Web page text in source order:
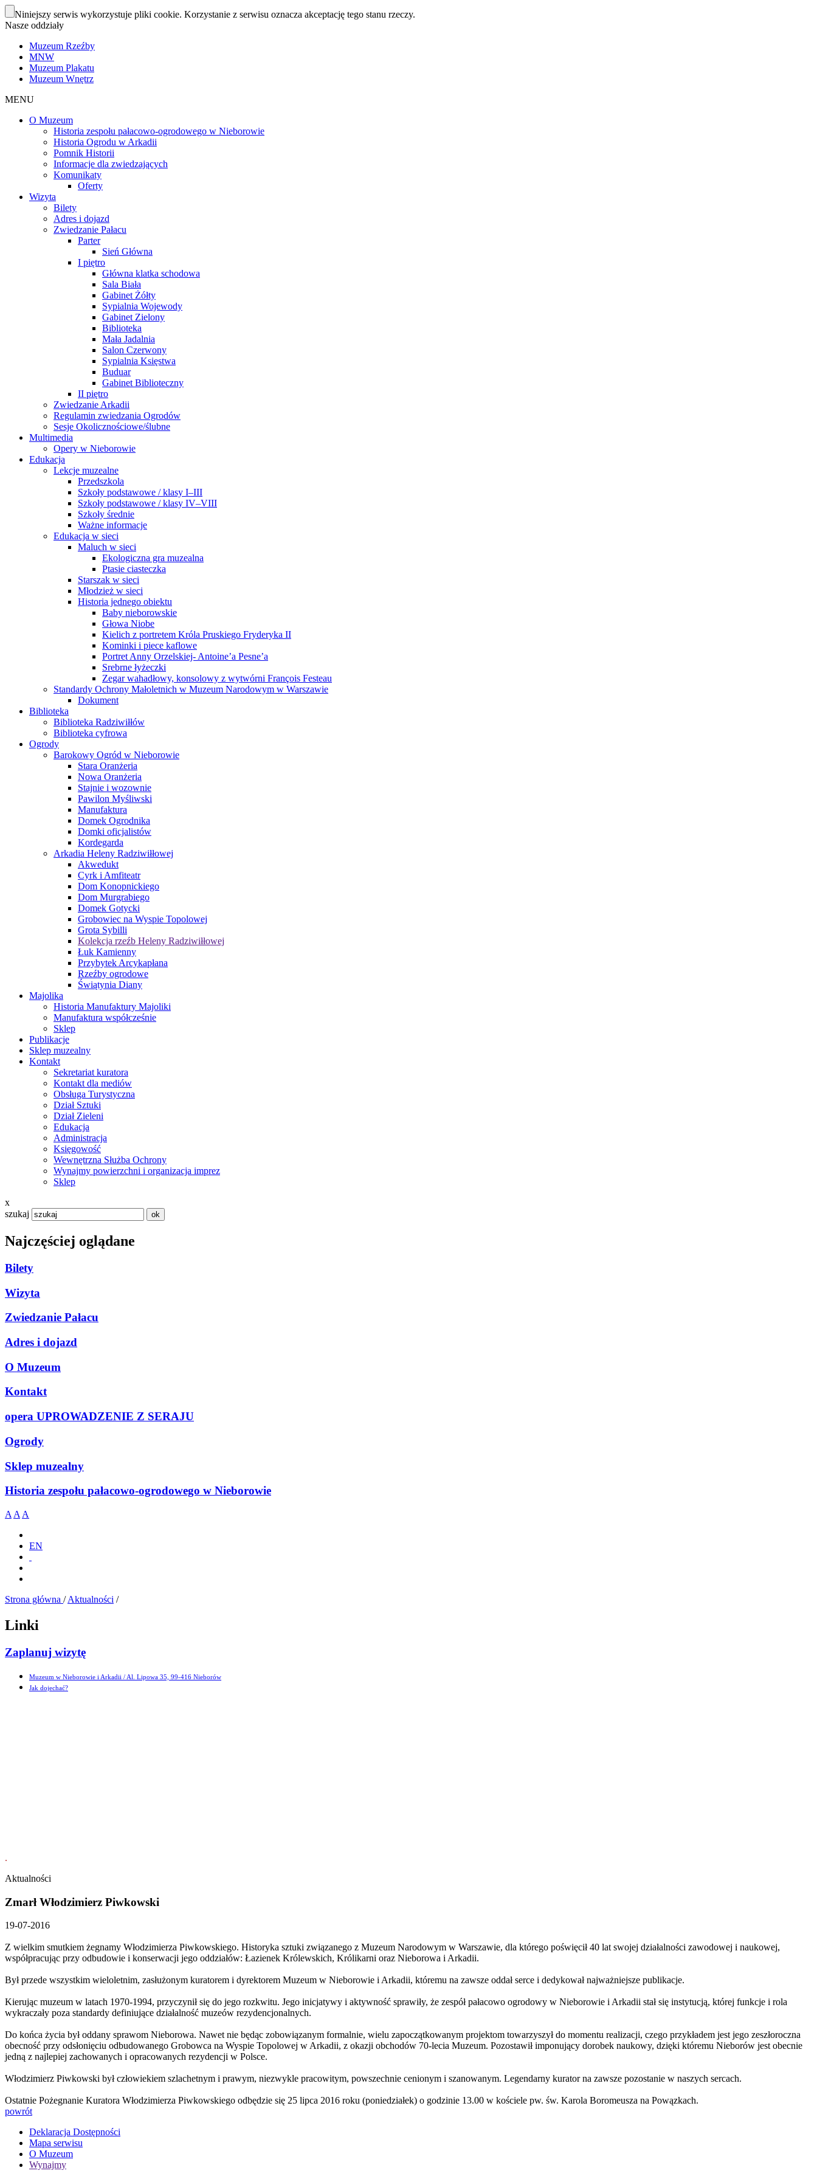
Niniejszy serwis wykorzystuje pliki cookie. Korzystanie z serwisu oznacza akceptację tego stanu rzeczy.
Nasze oddziały
Muzeum Rzeźby
MNW
Muzeum Plakatu
Muzeum Wnętrz
MENU
O Muzeum
Historia zespołu pałacowo-ogrodowego w Nieborowie
Historia Ogrodu w Arkadii
Pomnik Historii
Informacje dla zwiedzających
Komunikaty
Oferty
Wizyta
Bilety
Adres i dojazd
Zwiedzanie Pałacu
Parter
Sień Główna
I piętro
Główna klatka schodowa
Sala Biała
Gabinet Żółty
Sypialnia Wojewody
Gabinet Zielony
Biblioteka
Mała Jadalnia
Salon Czerwony
Sypialnia Księstwa
Buduar
Gabinet Biblioteczny
II piętro
Zwiedzanie Arkadii
Regulamin zwiedzania Ogrodów
Sesje Okolicznościowe/ślubne
Multimedia
Opery w Nieborowie
Edukacja
Lekcje muzealne
Przedszkola
Szkoły podstawowe / klasy I–III
Szkoły podstawowe / klasy IV–VIII
Szkoły średnie
Ważne informacje
Edukacja w sieci
Maluch w sieci
Ekologiczna gra muzealna
Ptasie ciasteczka
Starszak w sieci
Młodzież w sieci
Historia jednego obiektu
Baby nieborowskie
Głowa Niobe
Kielich z portretem Króla Pruskiego Fryderyka II
Kominki i piece kaflowe
Portret Anny Orzelskiej- Antoine’a Pesne’a
Srebrne łyżeczki
Zegar wahadłowy, konsolowy z wytwórni François Festeau
Standardy Ochrony Małoletnich w Muzeum Narodowym w Warszawie
Dokument
Biblioteka
Biblioteka Radziwiłłów
Biblioteka cyfrowa
Ogrody
Barokowy Ogród w Nieborowie
Stara Oranżeria
Nowa Oranżeria
Stajnie i wozownie
Pawilon Myśliwski
Manufaktura
Domek Ogrodnika
Domki oficjalistów
Kordegarda
Arkadia Heleny Radziwiłłowej
Akwedukt
Cyrk i Amfiteatr
Dom Konopnickiego
Dom Murgrabiego
Domek Gotycki
Grobowiec na Wyspie Topolowej
Grota Sybilli
Kolekcja rzeźb Heleny Radziwiłłowej
Łuk Kamienny
Przybytek Arcykapłana
Rzeźby ogrodowe
Świątynia Diany
Majolika
Historia Manufaktury Majoliki
Manufaktura współcześnie
Sklep
Publikacje
Sklep muzealny
Kontakt
Sekretariat kuratora
Kontakt dla mediów
Obsługa Turystyczna
Dział Sztuki
Dział Zieleni
Edukacja
Administracja
Księgowość
Wewnętrzna Służba Ochrony
Wynajmy powierzchni i organizacja imprez
Sklep
x
szukaj
Najczęściej oglądane
Bilety
Wizyta
Zwiedzanie Pałacu
Adres i dojazd
O Muzeum
Kontakt
opera UPROWADZENIE Z SERAJU
Ogrody
Sklep muzealny
Historia zespołu pałacowo-ogrodowego w Nieborowie
A A A
EN
Strona główna / Aktualności /
Linki
Zaplanuj wizytę
Muzeum w Nieborowie i Arkadii / Al. Lipowa 35, 99-416 Nieborów
Jak dojechać?
.
Aktualności
Zmarł Włodzimierz Piwkowski
19-07-2016
Z wielkim smutkiem żegnamy Włodzimierza Piwkowskiego. Historyka sztuki związanego z Muzeum Narodowym w Warszawie, dla którego poświęcił 40 lat swojej działalności zawodowej i naukowej,
współpracując przy odbudowie i konserwacji jego oddziałów: Łazienek Królewskich, Królikarni oraz Nieborowa i Arkadii.
Był przede wszystkim wieloletnim, zasłużonym kuratorem i dyrektorem Muzeum w Nieborowie i Arkadii, któremu na zawsze oddał serce i dedykował najważniejsze publikacje.
Kierując muzeum w latach 1970-1994, przyczynił się do jego rozkwitu. Jego inicjatywy i aktywność sprawiły, że zespół pałacowo ogrodowy w Nieborowie i Arkadii stał się instytucją, której funkcje i rola
wykraczały poza standardy definiujące działalność muzeów rezydencjonalnych.
Do końca życia był oddany sprawom Nieborowa. Nawet nie będąc zobowiązanym formalnie, wielu zapoczątkowanym projektom towarzyszył do momentu realizacji, czego przykładem jest jego zeszłoroczna
obecność przy odsłonięciu odbudowanego Grobowca na Wyspie Topolowej w Arkadii, z okazji obchodów 70-lecia Muzeum. Pozostawił imponujący dorobek naukowy, dzięki któremu Nieborów jest obecnie
jedną z najlepiej zachowanych i opracowanych rezydencji w Polsce.
Włodzimierz Piwkowski był człowiekiem szlachetnym i prawym, niezwykle pracowitym, powszechnie cenionym i szanowanym. Legendarny kurator na zawsze pozostanie w naszych sercach.
Ostatnie Pożegnanie Kuratora Włodzimierza Piwkowskiego odbędzie się 25 lipca 2016 roku (poniedziałek) o godzinie 13.00 w kościele pw. św. Karola Boromeusza na Powązkach.
powrót
Deklaracja Dostępności
Mapa serwisu
O Muzeum
Wynajmy